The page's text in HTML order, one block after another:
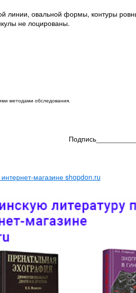
линии, овальной формы, контуры
не лоцированы.
методами обследования.
магазине shopdon.ru